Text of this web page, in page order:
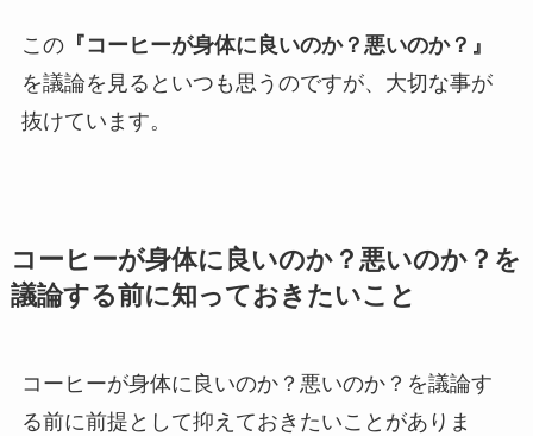
この『コーヒーが身体に良いのか？悪いのか？』
を議論を見るといつも思うのですが、大切な事が
抜けています。
コーヒーが身体に良いのか？悪いのか？を
議論する前に知っておきたいこと
コーヒーが身体に良いのか？悪いのか？を議論す
る前に前提として抑えておきたいことがありま